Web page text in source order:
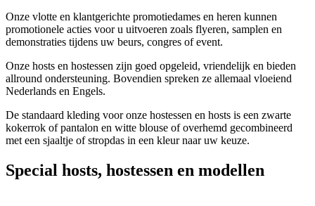
Onze vlotte en klantgerichte promotiedames en heren kunnen
promotionele acties voor u uitvoeren zoals flyeren, samplen en
demonstraties tijdens uw beurs, congres of event.
Onze hosts en hostessen zijn goed opgeleid, vriendelijk en bieden
allround ondersteuning. Bovendien spreken ze allemaal vloeiend
Nederlands en Engels.
De standaard kleding voor onze hostessen en hosts is een zwarte
kokerrok of pantalon en witte blouse of overhemd gecombineerd
met een sjaaltje of stropdas in een kleur naar uw keuze.
Special hosts, hostessen en modellen